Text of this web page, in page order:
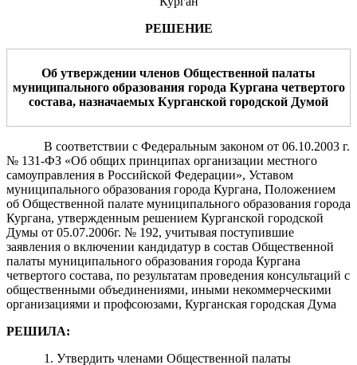
РЕШЕНИЕ
Об утверждении членов Общественной палаты
муниципального образования города Кургана четвертого
состава, назначаемых Курганской городской Думой
В соответствии с Федеральным законом от 06.10.2003 г.
№ 131-ФЗ «Об общих принципах организации местного
самоуправления в Российской Федерации», Уставом
муниципального образования города Кургана, Положением
об Общественной палате муниципального образования города
Кургана, утвержденным решением Курганской городской
Думы от 05.07.2006г. № 192, учитывая поступившие
заявления о включении кандидатур в состав Общественной
палаты муниципального образования города Кургана
четвертого состава, по результатам проведения консультаций с
общественными объединениями, иными некоммерческими
организациями и профсоюзами, Курганская городская Дума
РЕШИЛА:
1. Утвердить членами Общественной палаты